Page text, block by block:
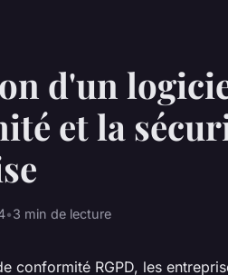
d'un
et la
•3 min de lecture
conformité RGPD, les